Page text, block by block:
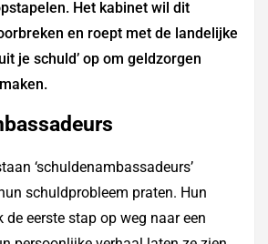
Het kabinet wil dit
en roept met de landelijke
je schuld’ op om geldzorgen
‘schuldenambassadeurs’
schuldprobleem praten. Hun
de eerste stap op weg naar een